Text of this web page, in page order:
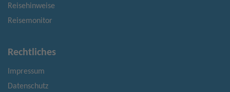
Reisehinweise
Reisemonitor
Rechtliches
Impressum
Datenschutz